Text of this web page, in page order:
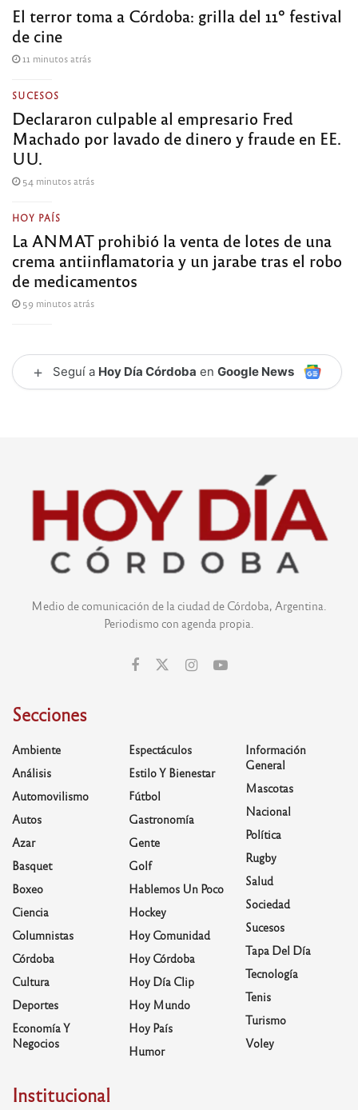
El terror toma a Córdoba: grilla del 11º festival
de cine
11 minutos atrás
SUCESOS
Declararon culpable al empresario Fred
Machado por lavado de dinero y fraude en EE.
UU.
54 minutos atrás
HOY PAÍS
La ANMAT prohibió la venta de lotes de una
crema antiinflamatoria y un jarabe tras el robo
de medicamentos
59 minutos atrás
+ Seguí a Hoy Día Córdoba en Google News
Medio de comunicación de la ciudad de Córdoba, Argentina.
Periodismo con agenda propia.
Secciones
Ambiente
Análisis
Automovilismo
Autos
Azar
Basquet
Boxeo
Ciencia
Columnistas
Córdoba
Cultura
Deportes
Economía Y
Negocios
Espectáculos
Estilo Y Bienestar
Fútbol
Gastronomía
Gente
Golf
Hablemos Un Poco
Hockey
Hoy Comunidad
Hoy Córdoba
Hoy Día Clip
Hoy Mundo
Hoy País
Humor
Información
General
Mascotas
Nacional
Política
Rugby
Salud
Sociedad
Sucesos
Tapa Del Día
Tecnología
Tenis
Turismo
Voley
Institucional